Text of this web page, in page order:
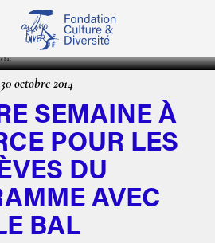
30 octobre 2014
SEMAINE À
POUR LES
DU
AVEC
BAL